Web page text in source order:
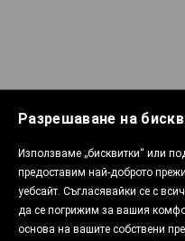
Разрешаване на
Използваме „бисквитки“ или
предоставим най-доброто
уебсайт. Съгласявайки се с
да се погрижим за вашия
основа на вашите собствени